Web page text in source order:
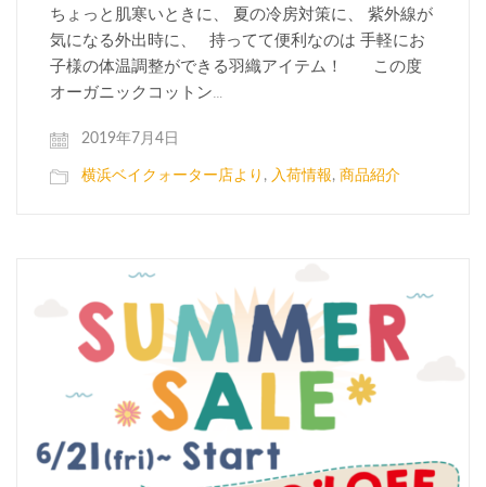
ちょっと肌寒いときに、 夏の冷房対策に、 紫外線が
気になる外出時に、 持ってて便利なのは 手軽にお
子様の体温調整ができる羽織アイテム！ この度
オーガニックコットン…
2019年7月4日
横浜ベイクォーター店より , 入荷情報, 商品紹介